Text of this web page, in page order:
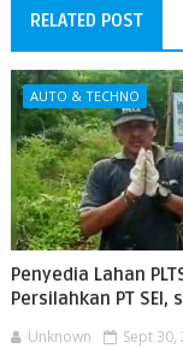
RELATED POST
AUTO & TECHNO
Penyedia Lahan
Persilahkan PT SEI,
Unknown Sept 30,